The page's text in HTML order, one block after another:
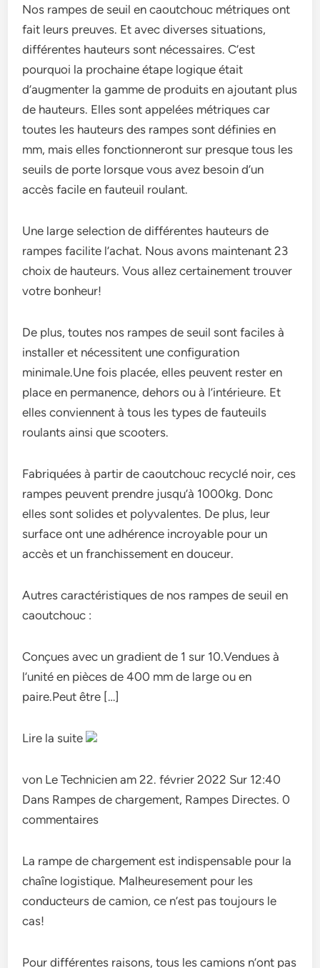
Nos rampes de seuil en caoutchouc métriques ont
fait leurs preuves. Et avec diverses situations,
différentes hauteurs sont nécessaires. C’est
pourquoi la prochaine étape logique était
d’augmenter la gamme de produits en ajoutant plus
de hauteurs. Elles sont appelées métriques car
toutes les hauteurs des rampes sont définies en
mm, mais elles fonctionneront sur presque tous les
seuils de porte lorsque vous avez besoin d’un
accès facile en fauteuil roulant.
Une large selection de différentes hauteurs de
rampes facilite l’achat. Nous avons maintenant 23
choix de hauteurs. Vous allez certainement trouver
votre bonheur!
De plus, toutes nos rampes de seuil sont faciles à
installer et nécessitent une configuration
minimale.Une fois placée, elles peuvent rester en
place en permanence, dehors ou à l’intérieure. Et
elles conviennent à tous les types de fauteuils
roulants ainsi que scooters.
Fabriquées à partir de caoutchouc recyclé noir, ces
rampes peuvent prendre jusqu’à 1000kg. Donc
elles sont solides et polyvalentes. De plus, leur
surface ont une adhérence incroyable pour un
accès et un franchissement en douceur.
Autres caractéristiques de nos rampes de seuil en
caoutchouc :
Conçues avec un gradient de 1 sur 10.Vendues à
l’unité en pièces de 400 mm de large ou en
paire.Peut être […]
Lire la suite
von Le Technicien am 22. février 2022 Sur 12:40
Dans Rampes de chargement, Rampes Directes. 0
commentaires
La rampe de chargement est indispensable pour la
chaîne logistique. Malheuresement pour les
conducteurs de camion, ce n’est pas toujours le
cas!
Pour différentes raisons, tous les camions n’ont pas